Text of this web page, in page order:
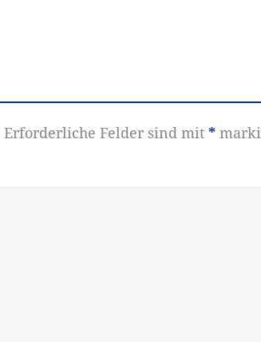
Erforderliche Felder sind mit *